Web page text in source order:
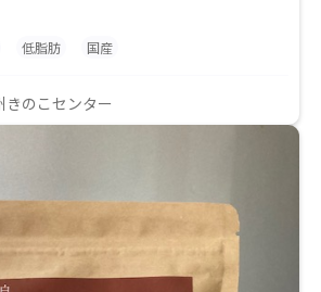
乾燥品の安定供給を実現していま
能で、えのき茸本来の白さを保った
意しています。
低脂肪 国産
のこセンター